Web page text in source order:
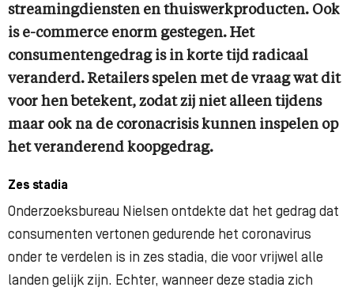
streamingdiensten en thuiswerkproducten. Ook
is e-commerce enorm gestegen. Het
consumentengedrag is in korte tijd radicaal
veranderd. Retailers spelen met de vraag wat dit
voor hen betekent, zodat zij niet alleen tijdens
maar ook na de coronacrisis kunnen inspelen op
het veranderend koopgedrag.
Zes stadia
Onderzoeksbureau Nielsen ontdekte dat het gedrag dat
consumenten vertonen gedurende het coronavirus
onder te verdelen is in zes stadia, die voor vrijwel alle
landen gelijk zijn. Echter, wanneer deze stadia zich